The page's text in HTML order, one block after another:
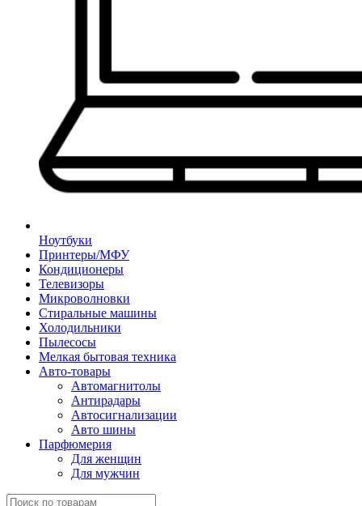
Ноутбуки
Принтеры/МФУ
Кондиционеры
Телевизоры
Микроволновки
Стиральные машины
Холодильники
Пылесосы
Мелкая бытовая техника
Авто-товары
Автомагнитолы
Антирадары
Автосигнализации
Авто шины
Парфюмерия
Для женщин
Для мужчин